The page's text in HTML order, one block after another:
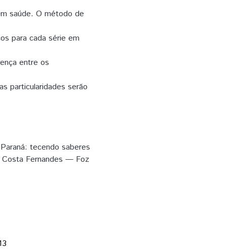
saúde. O método de
para cada série em
entre os
particularidades serão
tecendo saberes
Costa Fernandes — Foz